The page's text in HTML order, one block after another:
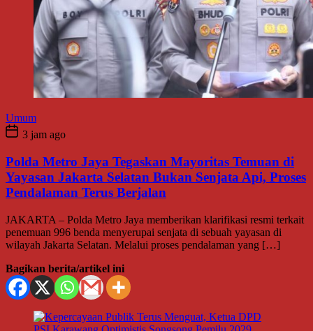
Umum
3 jam ago
Polda Metro Jaya Tegaskan Mayoritas Temuan di
Yayasan Jakarta Selatan Bukan Senjata Api, Proses
Pendalaman Terus Berjalan
JAKARTA – Polda Metro Jaya memberikan klarifikasi resmi terkait
penemuan 996 benda menyerupai senjata di sebuah yayasan di
wilayah Jakarta Selatan. Melalui proses pendalaman yang […]
Bagikan berita/artikel ini